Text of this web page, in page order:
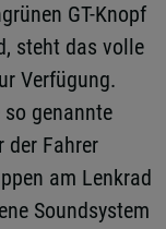
GT-Knopf
steht das volle
Verfügung.
genannte
der Fahrer
am Lenkrad
Soundsystem